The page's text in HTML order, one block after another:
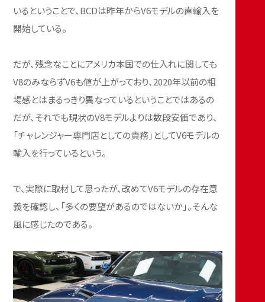
いるということで、BCDは昨年からV6モデルの直輸入を
開始している。
だが、残念なことにアメリカ本国での仕入れに関しても
V8のみならずV6も値が上がっており、2020年以前の相
場感とはまるっきり異なっているということではあるの
だが、それでも現状のV8モデルよりは数段安価であり、
「チャレンジャー専門店としての責務」としてV6モデルの
輸入を行っているという。
で、実際に取材して思ったが、改めてV6モデルの存在意
義を確認し、「多くの要望があるのではないか」。そんな
風に感じたのである。